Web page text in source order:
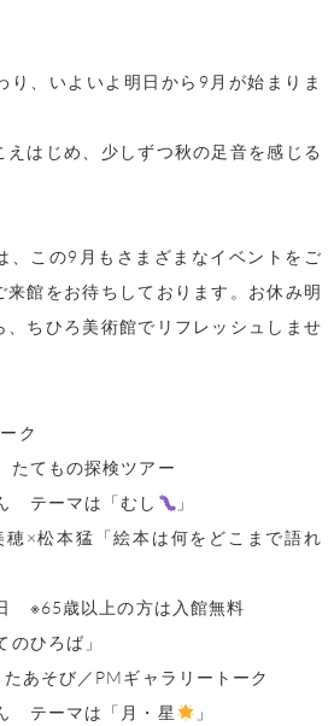
り、いよいよ明日から9月が始まりま
はじめ、少しずつ秋の足音を感じる
、この9月もさまざまなイベントをご
館をお待ちしております。お休み明
、ちひろ美術館でリフレッシュしませ
ク
てもの探検ツアー
テーマは「むし
」
×松本猛「絵本は何をどこまで語れ
※65歳以上の方は入館無料
ひろば」
あそび／PMギャラリートーク
テーマは「月・星
」